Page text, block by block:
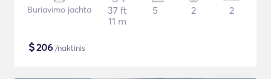
Buriavimo jachta
37 ft
11 m
5 2 2
$206 /naktinis